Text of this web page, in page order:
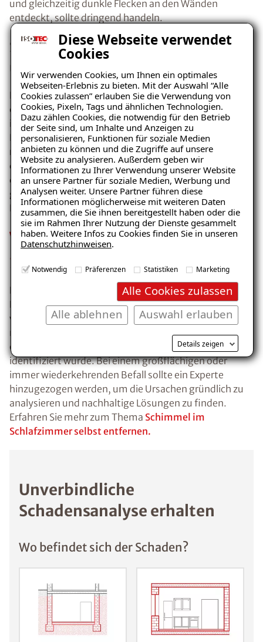
Diese Webseite verwendet
Cookies
Wir verwenden Cookies, um Ihnen ein optimales
Webseiten-Erlebnis zu bieten. Mit der Auswahl “Alle
Cookies zulassen” erlauben Sie die Verwendung von
Cookies, Pixeln, Tags und ähnlichen Technologien.
Dazu zählen Cookies, die notwendig für den Betrieb
der Seite sind, um Inhalte und Anzeigen zu
personalisieren, Funktionen für soziale Medien
anbieten zu können und die Zugriffe auf unsere
Website zu analysieren. Außerdem geben wir
Informationen zu Ihrer Verwendung unserer Website
an unsere Partner für soziale Medien, Werbung und
Analysen weiter. Unsere Partner führen diese
Informationen möglicherweise mit weiteren Daten
zusammen, die Sie ihnen bereitgestellt haben oder die
sie im Rahmen Ihrer Nutzung der Dienste gesammelt
haben. Weitere Infos zu Cookies finden Sie in unseren
Datenschutzhinweisen.
Notwendig Präferenzen Statistiken Marketing
Alle Cookies zulassen
Auswahl erlauben
Alle ablehnen
Details zeigen
und gleichzeitig dunkle Flecken an den Wänden
entdeckt, sollte dringend handeln.
Schimmel hinter Möbeln – eine
unterschätzte Gefahr
Besonders häufig tritt Schimmel in schlecht
einsehbaren Bereichen auf, etwa hinter dem Bett oder
in den Ecken des Schlafzimmers. Das Problem: Der
Befall bleibt oft lange unbemerkt. Hier hilft es, Möbel
regelmäßig ein Stück von der Wand abzurücken und
die betroffenen Stellen zu kontrollieren. Wer zusätzlich
darauf achtet, dass zwischen Wand und Möbeln
genügend Luft zirkulieren kann, beugt einem erneuten
Befall effektiv vor.
Wie lässt sich Schimmel im
Schlafzimmer entfernen?
Kleinere Schimmelflecken unter 0,5 m² können mit
Hausmitteln wie alkoholischem Reiniger beseitigt
werden. Doch Vorsicht: Die Entfernung in Eigenregie ist
nur sinnvoll, wenn es sich um einen rein
oberflächlichen Befall handelt und die Ursache
identifiziert wurde. Bei einem großflächigen oder
immer wiederkehrenden Befall sollte ein Experte
hinzugezogen werden, um die Ursachen gründlich zu
analysieren und nachhaltige Lösungen zu finden.
Erfahren Sie mehr zum Thema Schimmel im
Schlafzimmer selbst entfernen.
Unverbindliche
Schadensanalyse erhalten
Wo befindet sich der Schaden?